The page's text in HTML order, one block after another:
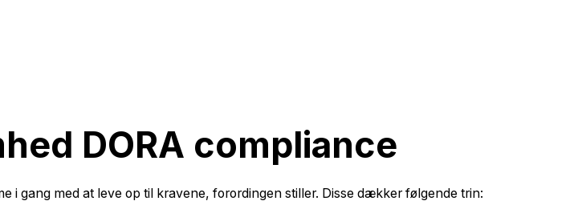
DORA compliance
i gang med at leve op til kravene, forordingen stiller. Disse dækker følgende trin: